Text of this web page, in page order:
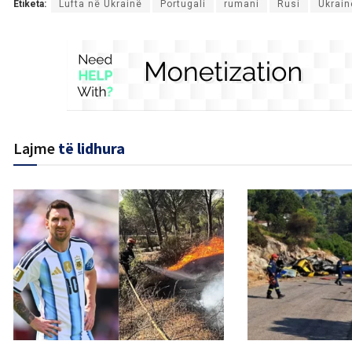
Etiketa: Lufta në Ukrainë Portugali rumani Rusi
Lajme të lidhura